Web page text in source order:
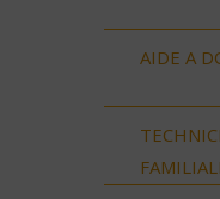
AIDE A